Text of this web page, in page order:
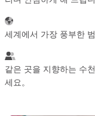
~ 13 명
세계에서 가장 풍부한
같은 곳을 지향하는 수
세요。